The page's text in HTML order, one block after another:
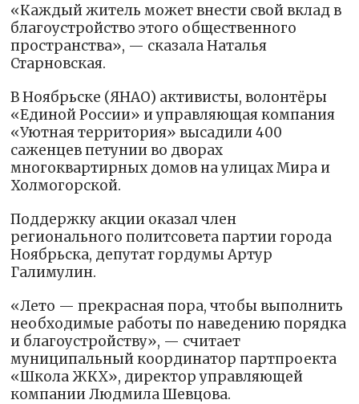
«Каждый житель может внести свой вклад в
благоустройство этого общественного
пространства», — сказала Наталья
Старновская.
В Ноябрьске (ЯНАО) активисты, волонтёры
«Единой России» и управляющая компания
«Уютная территория» высадили 400
саженцев петунии во дворах
многоквартирных домов на улицах Мира и
Холмогорской.
Поддержку акции оказал член
регионального политсовета партии города
Ноябрьска, депутат гордумы Артур
Галимулин.
«Лето — прекрасная пора, чтобы выполнить
необходимые работы по наведению порядка
и благоустройству», — считает
муниципальный координатор партпроекта
«Школа ЖКХ», директор управляющей
компании Людмила Шевцова.